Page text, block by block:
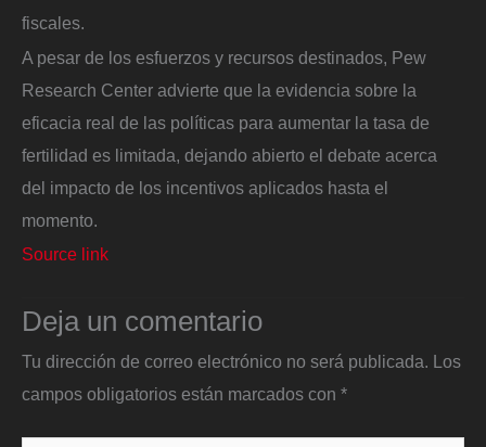
fiscales.
A pesar de los esfuerzos y recursos destinados, Pew
Research Center advierte que la evidencia sobre la
eficacia real de las políticas para aumentar la tasa de
fertilidad es limitada, dejando abierto el debate acerca
del impacto de los incentivos aplicados hasta el
momento.
Source link
Deja un comentario
Tu dirección de correo electrónico no será publicada. Los
campos obligatorios están marcados con *